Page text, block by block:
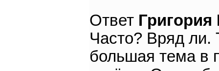
Ответ
Часто? Вряд ли.
большая тема в